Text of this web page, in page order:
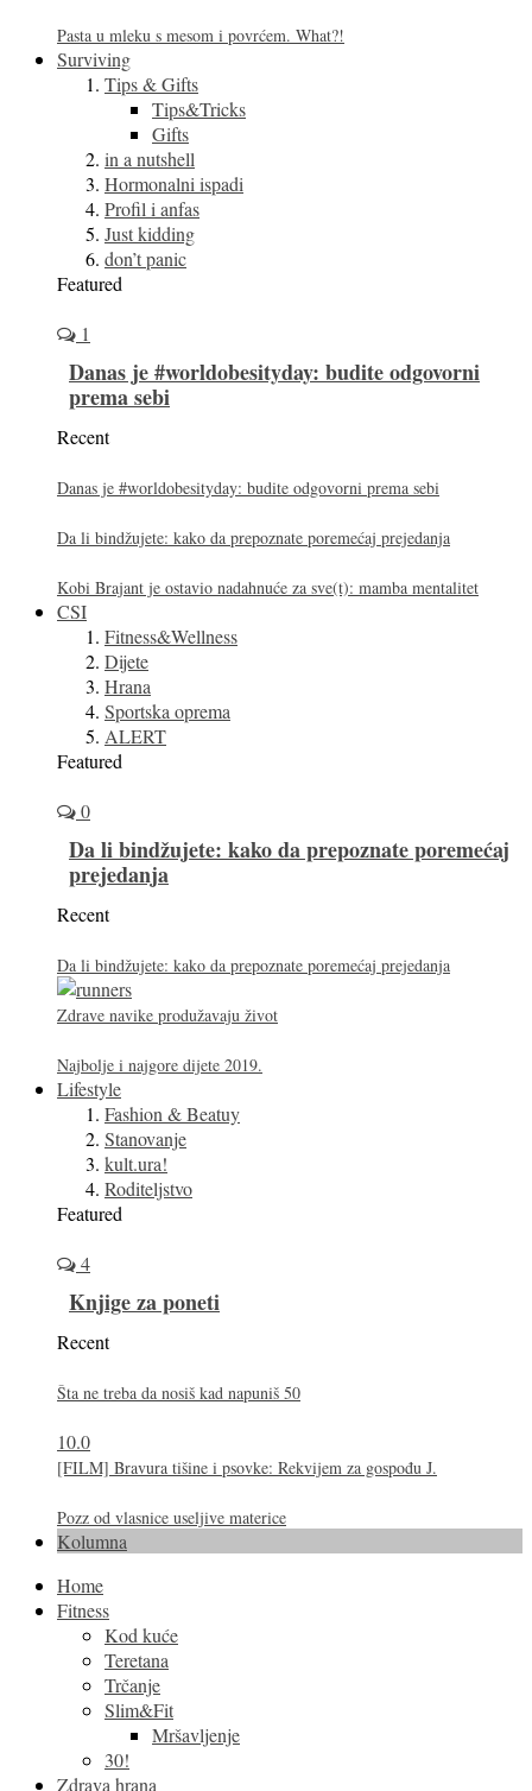
Pasta u mleku s mesom i povrćem. What?!
Surviving
Tips & Gifts
Tips&Tricks
Gifts
in a nutshell
Hormonalni ispadi
Profil i anfas
Just kidding
don’t panic
Featured
1
Danas je #worldobesityday: budite odgovorni
prema sebi
Recent
Danas je #worldobesityday: budite odgovorni prema sebi
Da li bindžujete: kako da prepoznate poremećaj prejedanja
Kobi Brajant je ostavio nadahnuće za sve(t): mamba mentalitet
CSI
Fitness&Wellness
Dijete
Hrana
Sportska oprema
ALERT
Featured
0
Da li bindžujete: kako da prepoznate poremećaj
prejedanja
Recent
Da li bindžujete: kako da prepoznate poremećaj prejedanja
Zdrave navike produžavaju život
Najbolje i najgore dijete 2019.
Lifestyle
Fashion & Beatuy
Stanovanje
kult.ura!
Roditeljstvo
Featured
4
Knjige za poneti
Recent
Šta ne treba da nosiš kad napuniš 50
10.0
[FILM] Bravura tišine i psovke: Rekvijem za gospođu J.
Pozz od vlasnice useljive materice
Kolumna
Home
Fitness
Kod kuće
Teretana
Trčanje
Slim&Fit
Mršavljenje
30!
Zdrava hrana